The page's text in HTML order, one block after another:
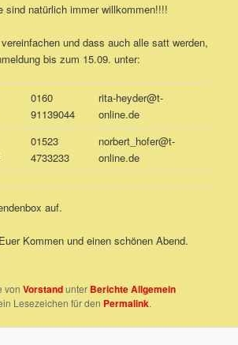
sind natürlich immer willkommen!!!!
und dass auch alle satt werden,
bis zum 15.09. unter:
0160
91139044
rita-heyder@t-
online.de
01523
4733233
norbert_hofer@t-
online.de
auf.
Kommen und einen schönen Abend.
vonVorstandunter Berichte Allgemein
Lesezeichen für den Permalink.